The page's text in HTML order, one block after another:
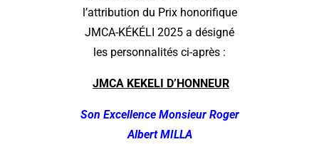
l’attribution du Prix honorifique
JMCA-KÉKÉLI 2025 a désigné
les personnalités ci-après :
JMCA KEKELI D’HONNEUR
Son Excellence Monsieur Roger
Albert MILLA